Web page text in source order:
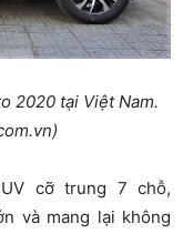
2020 tại Việt Nam.
cỡ trung 7 chỗ,
và mang lại không